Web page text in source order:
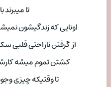
تا میبرند
اونایی که زندگیشون
از گرفتن ناراحتی قلبی
کشتن تموم میشه
تا وقتیکه چیزی